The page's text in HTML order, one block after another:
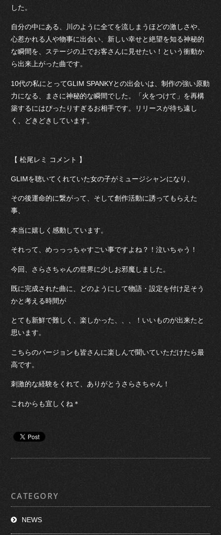
した。
自分の中にある、川のように全てを流しまうほどの激しさや、
心惹かれる人や物事に出会い、新しい幸せと絶望を知る神秘的
な瞬間を、ステージの上でお客さんに見せたい！という衝動か
ら出来上がった曲です。
10代の私にとってGLIM SPANKYとの出会いは、制作の強い原動
力になる、まさに神秘的な瞬間でした。「火をつけて」を再構
築するにはぴったりすぎるお相手です。リリースが待ち遠し
く、どきどきしています。
【 松尾レミ コメント 】
GLIMを聴いてくれていた女の子がミュージシャンになり、
その後運命的に繋がって、そして創作活動に誘ってもらえた
事、
本当に嬉しく感動しています。
それって、めっっっちゃすごい事ですよね？！泣いちゃう！
今回、さらさちゃんの世界に少しお邪魔しました。
既に完成された曲に、どのようにして物語・設定を付け足そう
かと考える時間が
とても新鮮で難しく、楽しかった、、、！いいものが出来たと
思います。
こちらのバージョンも皆さんに楽しんで聞いていただけたら最
高です。
刺激的な経験をくれて、ありがとうさらさちゃん！
これからも宜しくね＊
CATEGORY
NEWS